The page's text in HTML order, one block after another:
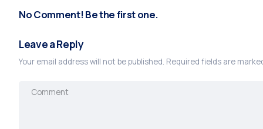
No Comment! Be the first one.
Leave a Reply
Your email address will not be published. Required fields are